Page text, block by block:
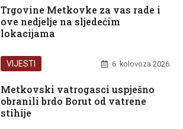
Trgovine Metkovke za vas rade i
ove nedjelje na sljedećim
lokacijama
VIJESTI 6. kolovoza 2026.
Metkovski vatrogasci uspješno
obranili brdo Borut od vatrene
stihije